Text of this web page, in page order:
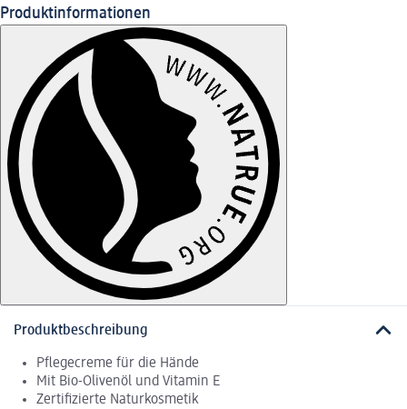
Produktinformationen
Produktbeschreibung
Pflegecreme für die Hände
Mit Bio-Olivenöl und Vitamin E
Zertifizierte Naturkosmetik